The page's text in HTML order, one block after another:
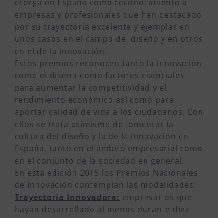
otorga en España como reconocimiento a
empresas y profesionales que han destacado
por su trayectoria excelente y ejemplar en
unos casos en el campo del diseño y en otros
en el de la innovación.
Estos premios reconocen tanto la innovación
como el diseño como factores esenciales
para aumentar la competitividad y el
rendimiento económico así como para
aportar calidad de vida a los ciudadanos. Con
ellos se trata asimismo de fomentar la
cultura del diseño y la de la innovación en
España, tanto en el ámbito empresarial como
en el conjunto de la sociedad en general.
En esta edición 2015 los Premios Nacionales
de Innovación contemplan las modalidades:
Trayectoria Innovadora: empresarios que
hayan desarrollado al menos durante diez